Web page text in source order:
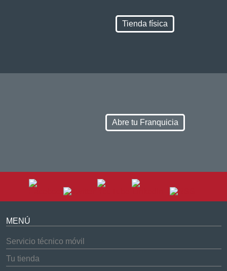
Tienda física
Abre tu Franquicia
MENÚ
Servicio técnico móvil
Tu tienda